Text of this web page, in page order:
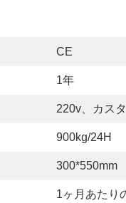
CE
1年
220v、カス
900kg/24H
300*550mm
1ヶ月あたり